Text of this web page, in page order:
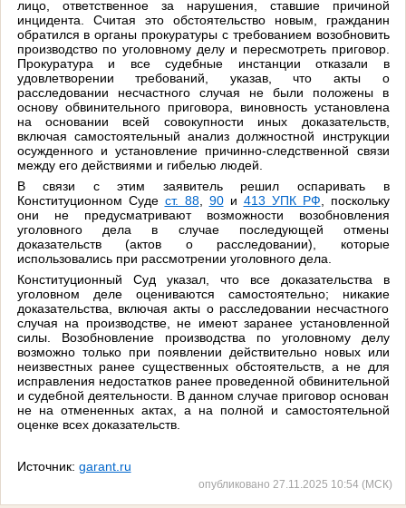
лицо, ответственное за нарушения, ставшие причиной
инцидента. Считая это обстоятельство новым, гражданин
обратился в органы прокуратуры с требованием возобновить
производство по уголовному делу и пересмотреть приговор.
Прокуратура и все судебные инстанции отказали в
удовлетворении требований, указав, что акты о
расследовании несчастного случая не были положены в
основу обвинительного приговора, виновность установлена
на основании всей совокупности иных доказательств,
включая самостоятельный анализ должностной инструкции
осужденного и установление причинно-следственной связи
между его действиями и гибелью людей.
В связи с этим заявитель решил оспаривать в
Конституционном Суде ст. 88, 90и 413 УПК РФ , поскольку
они не предусматривают возможности возобновления
уголовного дела в случае последующей отмены
доказательств (актов о расследовании), которые
использовались при рассмотрении уголовного дела.
Конституционный Суд указал, что все доказательства в
уголовном деле оцениваются самостоятельно; никакие
доказательства, включая акты о расследовании несчастного
случая на производстве, не имеют заранее установленной
силы. Возобновление производства по уголовному делу
возможно только при появлении действительно новых или
неизвестных ранее существенных обстоятельств, а не для
исправления недостатков ранее проведенной обвинительной
и судебной деятельности. В данном случае приговор основан
не на отмененных актах, а на полной и самостоятельной
оценке всех доказательств.
Источник: garant.ru
опубликовано 27.11.2025 10:54 (МСК)